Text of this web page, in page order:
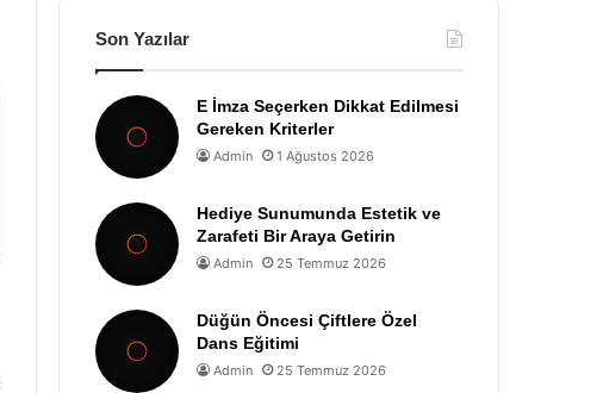
Son Yazılar
E İmza Seçerken Dikkat Edilmesi
Gereken Kriterler
Admin 1 Ağustos 2026
Hediye Sunumunda Estetik ve
Zarafeti Bir Araya Getirin
Admin 25 Temmuz 2026
Düğün Öncesi Çiftlere Özel
Dans Eğitimi
Admin 25 Temmuz 2026